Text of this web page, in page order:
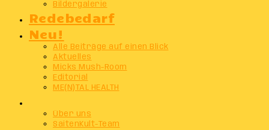
Bildergalerie
Redebedarf
Neu!
Alle Beiträge auf einen Blick
Aktuelles
Micks Mush-Room
Editorial
ME(N)TAL HEALTH
Über uns
SaitenKult-Team